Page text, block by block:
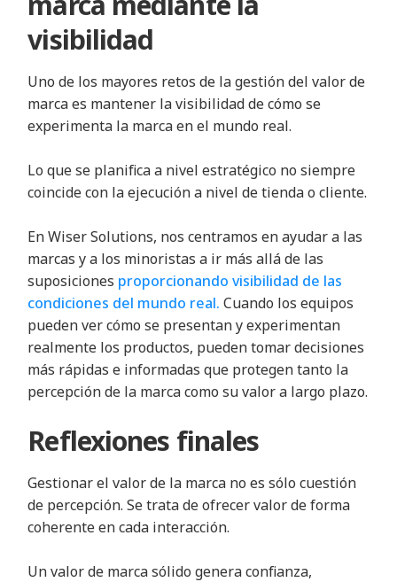
visibilidad
Uno de los mayores retos de la gestión del valor de
marca es mantener la visibilidad de cómo se
experimenta la marca en el mundo real.
Lo que se planifica a nivel estratégico no siempre
coincide con la ejecución a nivel de tienda o cliente.
En Wiser Solutions, nos centramos en ayudar a las
marcas y a los minoristas a ir más allá de las
suposiciones proporcionando visibilidad de las
condiciones del mundo real. Cuando los equipos
pueden ver cómo se presentan y experimentan
realmente los productos, pueden tomar decisiones
más rápidas e informadas que protegen tanto la
percepción de la marca como su valor a largo plazo.
Reflexiones finales
Gestionar el valor de la marca no es sólo cuestión
de percepción. Se trata de ofrecer valor de forma
coherente en cada interacción.
Un valor de marca sólido genera confianza,